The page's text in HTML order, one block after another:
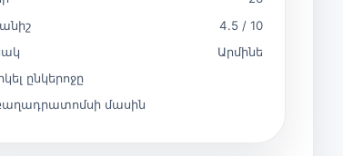
4.5 / 10
Արմինե
ընկերոջը
մասին